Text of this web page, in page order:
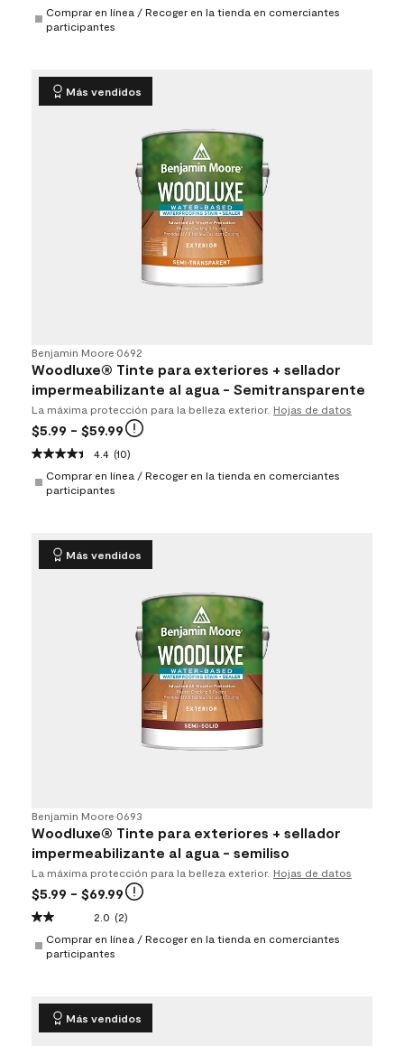
Comprar en línea / Recoger en la tienda en comerciantes
participantes
Más vendidos
Benjamin Moore•0692
Woodluxe® Tinte para exteriores + sellador
impermeabilizante al agua - Semitransparente
La máxima protección para la belleza exterior. Hojas de datos
$5.99 - $59.99
4.4 (10)
Comprar en línea / Recoger en la tienda en comerciantes
participantes
Más vendidos
Benjamin Moore•0693
Woodluxe® Tinte para exteriores + sellador
impermeabilizante al agua - semiliso
La máxima protección para la belleza exterior. Hojas de datos
$5.99 - $69.99
2.0 (2)
Comprar en línea / Recoger en la tienda en comerciantes
participantes
Más vendidos